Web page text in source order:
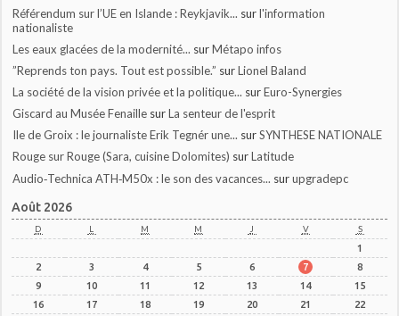
Référendum sur l’UE en Islande : Reykjavik... surl'information
nationaliste
Les eaux glacées de la modernité... surMétapo infos
”Reprends ton pays. Tout est possible.” surLionel Baland
La société de la vision privée et la politique... surEuro-Synergies
Giscard au Musée Fenaille surLa senteur de l'esprit
Ile de Groix : le journaliste Erik Tegnér une... surSYNTHESE NATIONALE
Rouge sur Rouge (Sara, cuisine Dolomites) surLatitude
Audio‑Technica ATH‑M50x : le son des vacances... surupgradepc
Août 2026
D L M M J V S
1
2
3 4 5 6 7
8
9
10 11 12 13 14
15
16
17 18 19 20 21
22